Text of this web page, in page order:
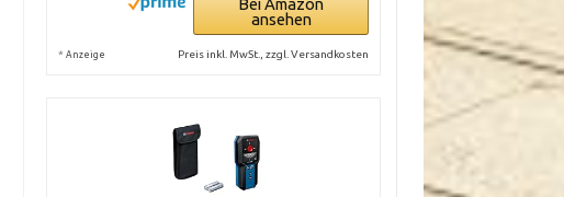
ansehen
* Anzeige Preis inkl. MwSt., zzgl. Versandkosten